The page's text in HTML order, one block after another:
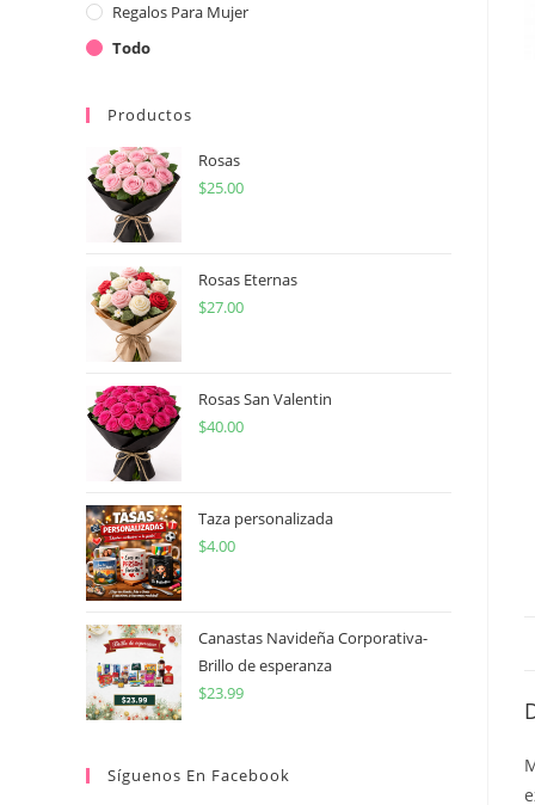
Regalos Para Mujer
Todo
Productos
Rosas
$25.00
Rosas Eternas
$27.00
Rosas San Valentin
$40.00
Taza personalizada
$4.00
Canastas Navideña Corporativa-
Brillo de esperanza
$23.99
Síguenos En Facebook